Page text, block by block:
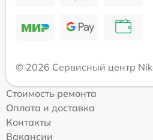
© 2026 Сервисный центр
Стоимость ремонта
Оплата и доставка
Контакты
Вакансии